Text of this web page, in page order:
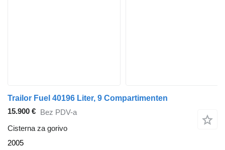
Trailor Fuel 40196 Liter, 9 Compartimenten
15.900 € Bez PDV-a
Cisterna za gorivo
2005